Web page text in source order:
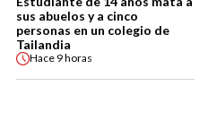
sus abuelos y a cinco
personas en un colegio de
Tailandia
Hace 9 horas